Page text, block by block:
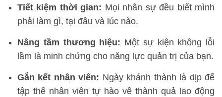
Tiết kiệm thời gian: Mọi nhân sự đều biết mình
phải làm gì, tại đâu và lúc nào.
Nâng tầm thương hiệu: Một sự kiện không lỗi
lầm là minh chứng cho năng lực quản trị của bạn.
Gắn kết nhân viên: Ngày khánh thành là dịp để
tập thể nhân viên tự hào về thành quả lao động